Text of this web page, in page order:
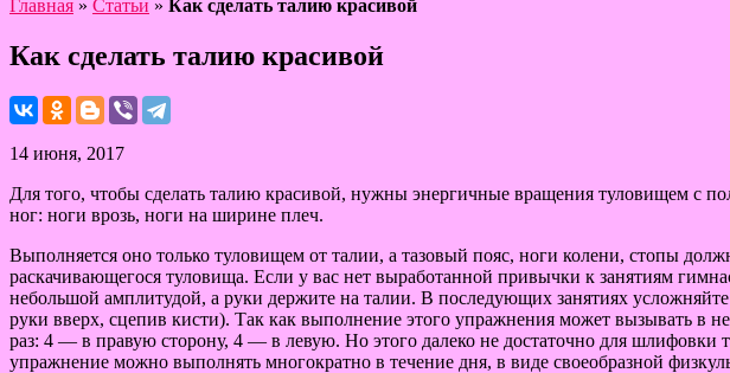
Главная » Статьи » Как сделать талию красивой
Как сделать талию красивой
14 июня, 2017
Для того, чтобы сделать талию красивой, нужны энергичные вращения туловищем с
ног: ноги врозь, ноги на ширине плеч.
Выполняется оно только туловищем от талии, а тазовый пояс, ноги колени, стопы
раскачивающегося туловища. Если у вас нет выработанной привычки к занятиям
небольшой амплитудой, а руки держите на талии. В последующих занятиях
руки вверх, сцепив кисти). Так как выполнение этого упражнения может вызывать в
раз: 4 — в правую сторону, 4 — в левую. Но этого далеко не достаточно для
упражнение можно выполнять многократно в течение дня, в виде своеобразной